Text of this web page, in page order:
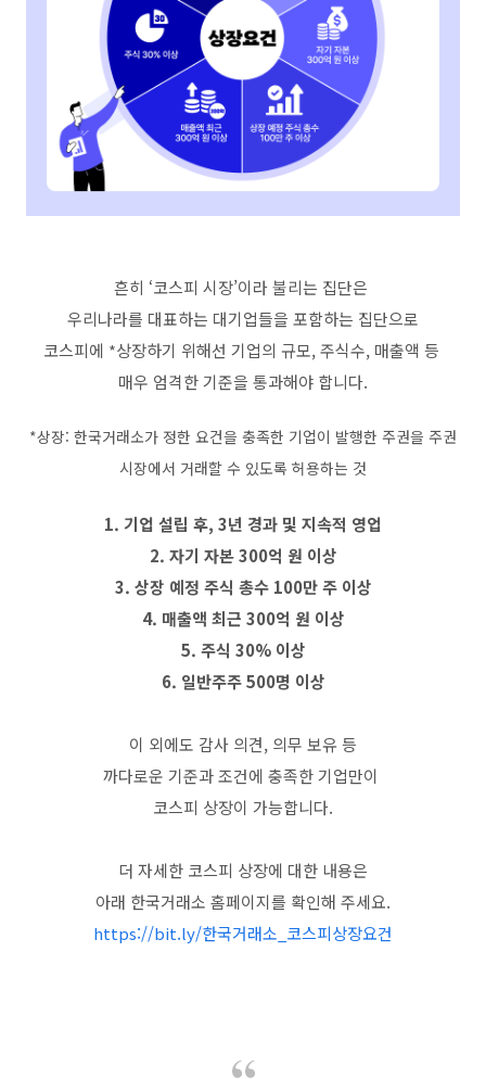
흔히 ‘코스피 시장’이라 불리는 집단은
우리나라를 대표하는 대기업들을 포함하는 집단으로
코스피에 *상장하기 위해선 기업의 규모, 주식수, 매출액 등
매우 엄격한 기준을 통과해야 합니다.
*상장: 한국거래소가 정한 요건을 충족한 기업이 발행한 주권을 주권
시장에서 거래할 수 있도록 허용하는 것
1. 기업 설립 후, 3년 경과 및 지속적 영업
2. 자기 자본 300억 원 이상
3. 상장 예정 주식 총수 100만 주 이상
4. 매출액 최근 300억 원 이상
5. 주식 30% 이상
6. 일반주주 500명 이상
이 외에도 감사 의견, 의무 보유 등
까다로운 기준과 조건에 충족한 기업만이
코스피 상장이 가능합니다.
더 자세한 코스피 상장에 대한 내용은
아래 한국거래소 홈페이지를 확인해 주세요.
https://bit.ly/한국거래소_코스피상장요건